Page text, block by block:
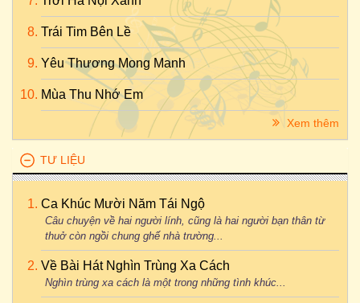
Trái Tim Bên Lề
Yêu Thương Mong Manh
Mùa Thu Nhớ Em
Xem thêm
TƯ LIỆU
Ca Khúc Mười Năm Tái Ngộ
Câu chuyện về hai người lính, cũng là hai người bạn thân từ
thuở còn ngồi chung ghế nhà trường...
Về Bài Hát Nghìn Trùng Xa Cách
Nghìn trùng xa cách là một trong những tình khúc...